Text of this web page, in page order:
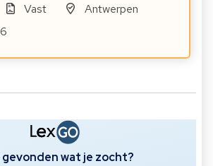
Vast
Antwerpen
wat je zocht?